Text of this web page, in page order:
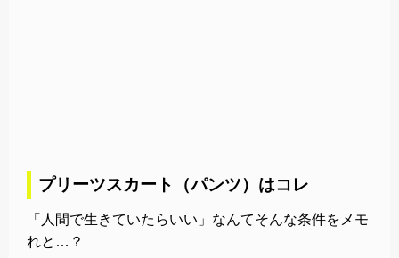
プリーツスカート（パンツ）はコレ
「人間で生きていたらいい」なんてそんな条件をメモ
れと…？